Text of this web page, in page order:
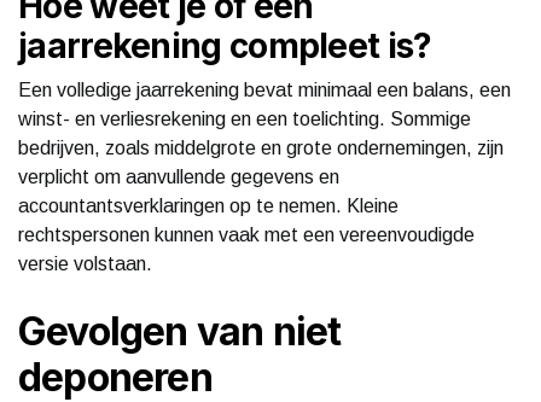
jaarrekening compleet is?
Een volledige jaarrekening bevat minimaal een balans, een
winst- en verliesrekening en een toelichting. Sommige
bedrijven, zoals middelgrote en grote ondernemingen, zijn
verplicht om aanvullende gegevens en
accountantsverklaringen op te nemen. Kleine
rechtspersonen kunnen vaak met een vereenvoudigde
versie volstaan.
Gevolgen van niet
deponeren